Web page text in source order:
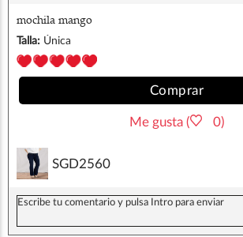
mochila mango
Talla: Única
Comprar
Me gusta ( 0)
SGD2560